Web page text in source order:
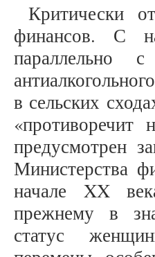
Критически
финансов. С
параллельно
в сельских
предусмотрен
Министерства
начале XX
прежнему в
статус